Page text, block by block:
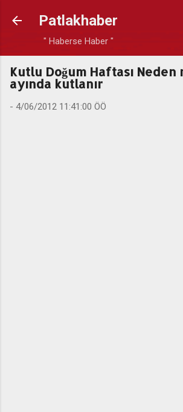
Ana içeriğe atla
Patlakhaber
" Haberse Haber "
Kutlu Doğum Haftası Neden
ayında kutlanır
- 4/06/2012 11:41:00 ÖÖ